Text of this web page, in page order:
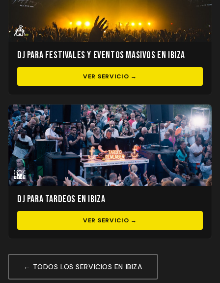
🎪
DJ para Festivales y Eventos Masivos en Ibiza
VER SERVICIO →
🌇
DJ para Tardeos en Ibiza
VER SERVICIO →
← TODOS LOS SERVICIOS EN IBIZA